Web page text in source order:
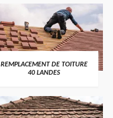
REMPLACEMENT DE TOITURE
40 LANDES